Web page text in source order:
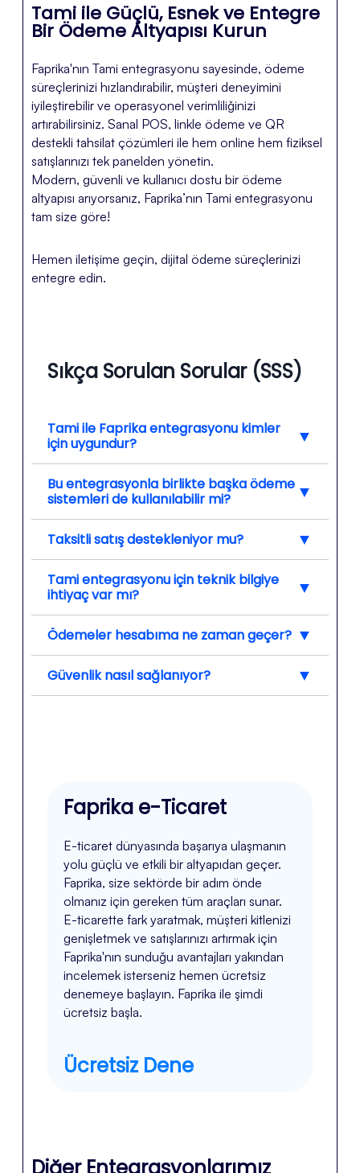
Tami ile Güçlü, Esnek ve Entegre
Bir Ödeme Altyapısı Kurun
Faprika'nın Tami entegrasyonu sayesinde, ödeme
süreçlerinizi hızlandırabilir, müşteri deneyimini
iyileştirebilir ve operasyonel verimliliğinizi
artırabilirsiniz. Sanal POS, linkle ödeme ve QR
destekli tahsilat çözümleri ile hem online hem fiziksel
satışlarınızı tek panelden yönetin.
Modern, güvenli ve kullanıcı dostu bir ödeme
altyapısı arıyorsanız, Faprika’nın Tami entegrasyonu
tam size göre!
Hemen iletişime geçin, dijital ödeme süreçlerinizi
entegre edin.
Sıkça Sorulan Sorular (SSS)
Tami ile Faprika entegrasyonu kimler
için uygundur?
▼
Bu entegrasyonla birlikte başka ödeme
sistemleri de kullanılabilir mi?
▼
Taksitli satış destekleniyor mu? ▼
Tami entegrasyonu için teknik bilgiye
ihtiyaç var mı?
▼
Ödemeler hesabıma ne zaman geçer? ▼
Güvenlik nasıl sağlanıyor? ▼
Faprika e-Ticaret
E-ticaret dünyasında başarıya ulaşmanın
yolu güçlü ve etkili bir altyapıdan geçer.
Faprika, size sektörde bir adım önde
olmanız için gereken tüm araçları sunar.
E-ticarette fark yaratmak, müşteri kitlenizi
genişletmek ve satışlarınızı artırmak için
Faprika'nın sunduğu avantajları yakından
incelemek isterseniz hemen ücretsiz
denemeye başlayın. Faprika ile şimdi
ücretsiz başla.
Ücretsiz Dene